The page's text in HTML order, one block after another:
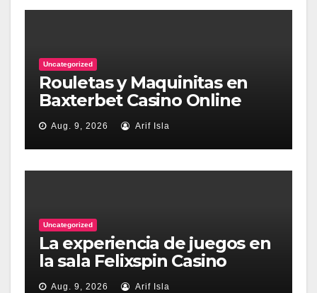
Uncategorized
Rouletas y Maquinitas en
Baxterbet Casino Online
Aug. 9, 2026 Arif Isla
Uncategorized
La experiencia de juegos en
la sala Felixspin Casino
Aug. 9, 2026 Arif Isla